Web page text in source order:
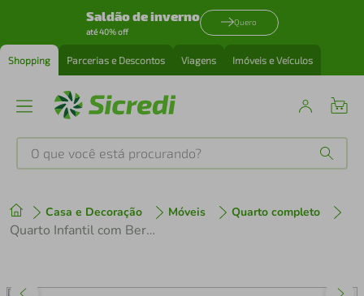
Saldão de inverno
até 40% off
Quero
Shopping Parcerias e Descontos Viagens Imóveis e Veículos
O que você está procurando?
Casa e Decoração Móveis Quarto completo
Quarto Infantil com Berço-Cômoda e Colchão Incluso Laura Multimóveis Branco
1º tenis